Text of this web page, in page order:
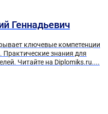
Геннадьевич
ключевые компетенции
знания для
Читайте на Diplomiks.ru....